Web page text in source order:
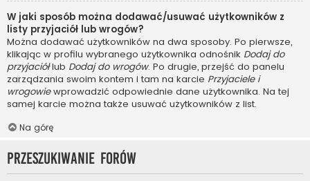
W jaki sposób można dodawać/usuwać użytkowników z
listy przyjaciół lub wrogów?
Można dodawać użytkowników na dwa sposoby. Po pierwsze,
klikając w profilu wybranego użytkownika odnośnik Dodaj do
przyjaciółlub Dodaj do wrogów. Po drugie, przejść do panelu
zarządzania swoim kontem i tam na karcie Przyjaciele i
wrogowiewprowadzić odpowiednie dane użytkownika. Na tej
samej karcie można także usuwać użytkowników z list.
Na górę
Przeszukiwanie forów